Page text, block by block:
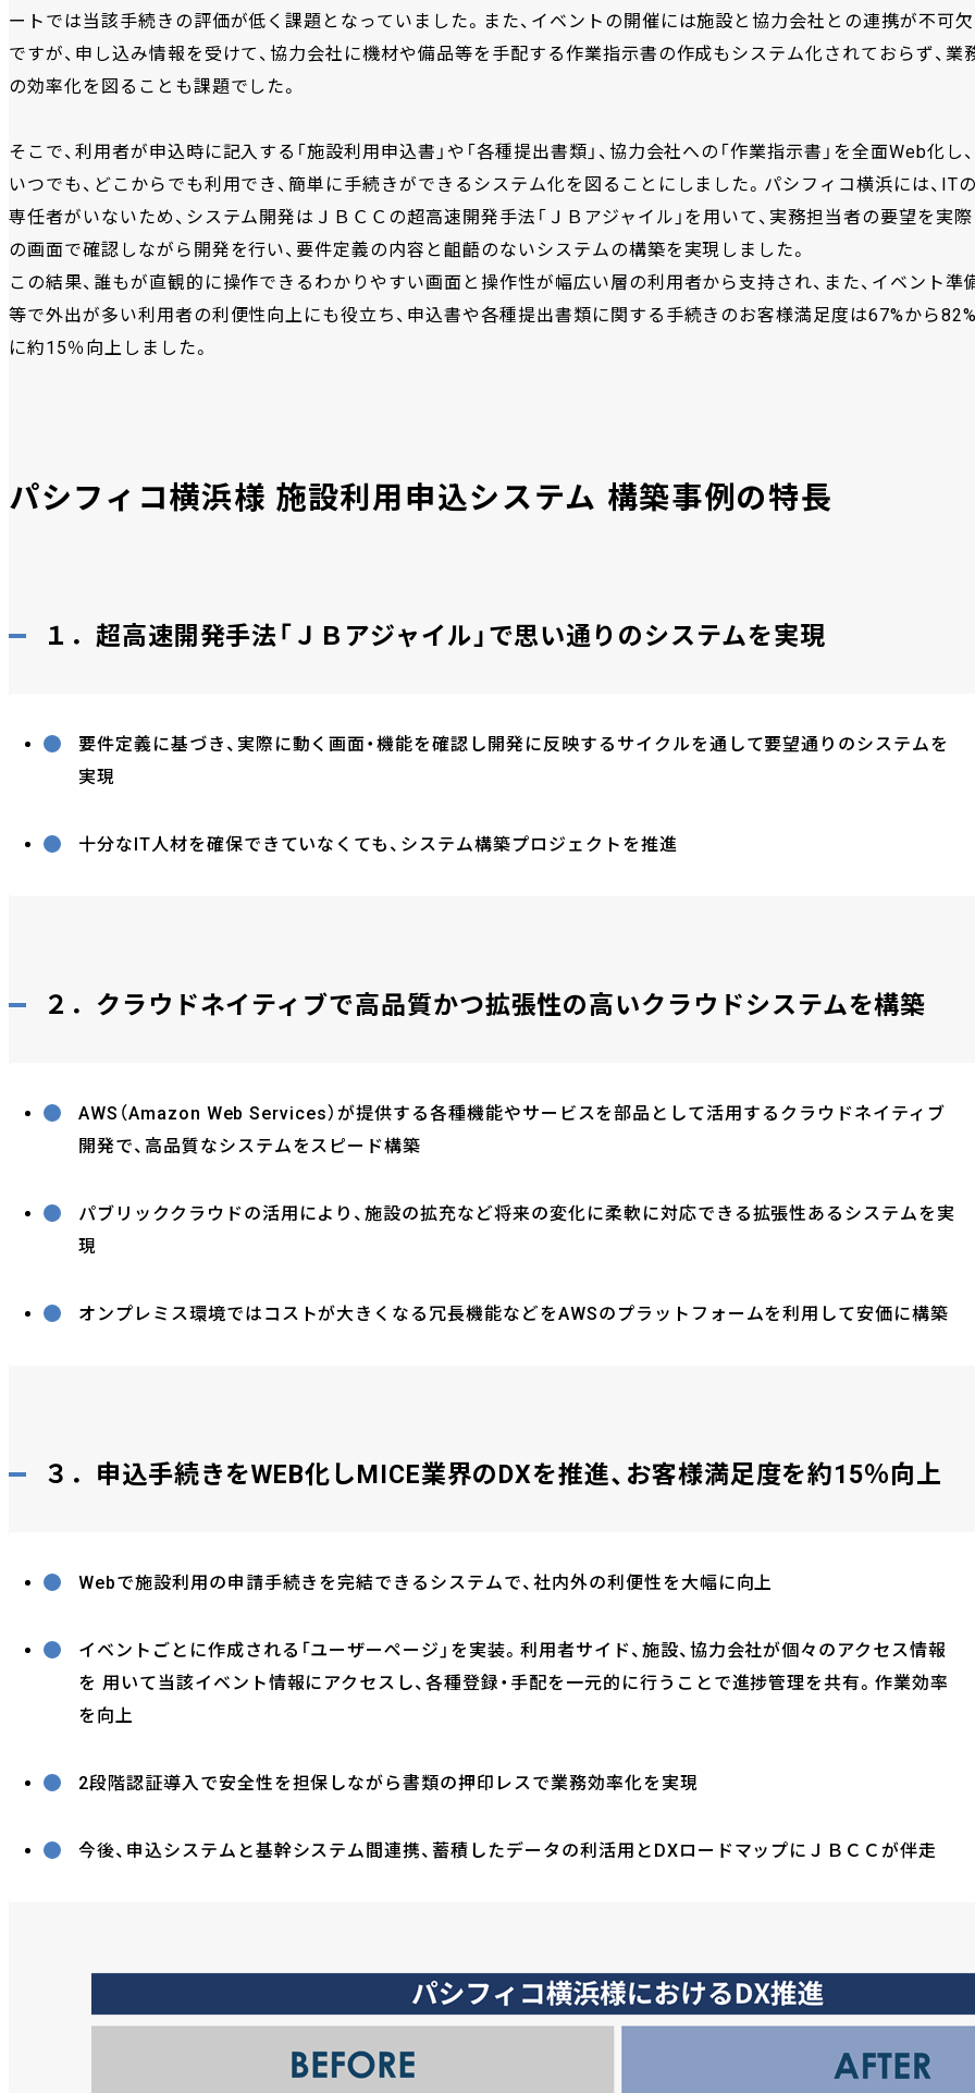
ートでは当該手続きの評価が低く課題となっていました。また、イベントの開催には施設と協力会社との連携が不可欠
ですが、申し込み情報を受けて、協力会社に機材や備品等を手配する作業指示書の作成もシステム化されておらず、業
の効率化を図ることも課題でした。
そこで、利用者が申込時に記入する「施設利用申込書」や「各種提出書類」、協力会社への「作業指示書」を全面Web化し、
いつでも、どこからでも利用でき、簡単に手続きができるシステム化を図ることにしました。パシフィコ横浜には、ITの
専任者がいないため、システム開発はＪＢＣＣの超高速開発手法「ＪＢアジャイル」を用いて、実務担当者の要望を実際
の画面で確認しながら開発を行い、要件定義の内容と齟齬のないシステムの構築を実現しました。
この結果、誰もが直観的に操作できるわかりやすい画面と操作性が幅広い層の利用者から支持され、また、イベント準
等で外出が多い利用者の利便性向上にも役立ち、申込書や各種提出書類に関する手続きのお客様満足度は67%から82%
に約15％向上しました。
パシフィコ横浜様 施設利用申込システム 構築事例の特長
１．超高速開発手法「ＪＢアジャイル」で思い通りのシステムを実現
要件定義に基づき、実際に動く画面・機能を確認し開発に反映するサイクルを通して要望通りのシステムを
実現
十分なIT人材を確保できていなくても、システム構築プロジェクトを推進
２．クラウドネイティブで高品質かつ拡張性の高いクラウドシステムを構築
AWS（Amazon Web Services）が提供する各種機能やサービスを部品として活用するクラウドネイティブ
開発で、高品質なシステムをスピード構築
パブリッククラウドの活用により、施設の拡充など将来の変化に柔軟に対応できる拡張性あるシステムを実
現
オンプレミス環境ではコストが大きくなる冗長機能などをAWSのプラットフォームを利用して安価に構築
３．申込手続きをWEB化しMICE業界のDXを推進、お客様満足度を約15％向上
Webで施設利用の申請手続きを完結できるシステムで、社内外の利便性を大幅に向上
イベントごとに作成される「ユーザーページ」を実装。利用者サイド、施設、協力会社が個々のアクセス情報
を 用いて当該イベント情報にアクセスし、各種登録・手配を一元的に行うことで進捗管理を共有。作業効率
を向上
2段階認証導入で安全性を担保しながら書類の押印レスで業務効率化を実現
今後、申込システムと基幹システム間連携、蓄積したデータの利活用とDXロードマップにＪＢＣＣが伴走